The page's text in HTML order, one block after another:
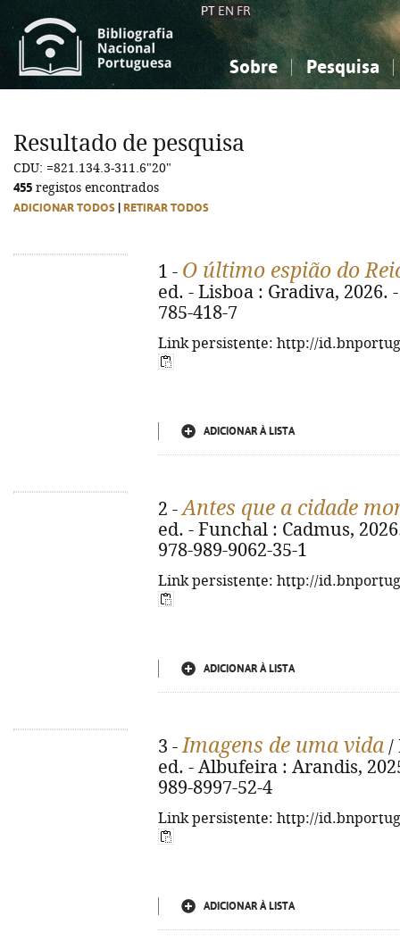
PT EN FR
Sobre Pesquisa
Ciências sociais...
Ciências sociais...
Resultado de pesquisa
CDU: =821.134.3-311.6"20"
455 registos encontrados
ADICIONAR TODOS RETIRAR TODOS
1 - O último espião do
ed. - Lisboa : Gradiva, 2026.
785-418-7
Link persistente: http://
ADICIONAR À LISTA
2 -Antes que a cidade
ed. - Funchal : Cadmus,
978-989-9062-35-1
Link persistente: http://
ADICIONAR À LISTA
3 -Imagens de uma vida /
ed. - Albufeira : Arandis,
989-8997-52-4
Link persistente: http://
ADICIONAR À LISTA